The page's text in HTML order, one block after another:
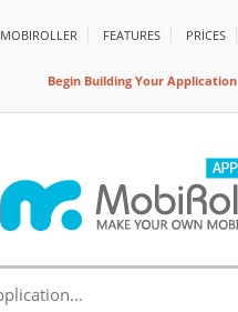
MOBIROLLER FEATURES PRİCES
Begin Building Your Application